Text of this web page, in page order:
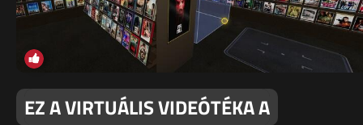
EZ A VIRTUÁLIS VIDEÓTÉKA A